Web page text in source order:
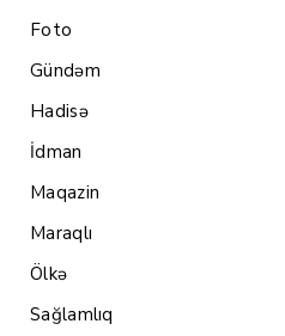
Foto
Gündəm
Hadisə
İdman
Maqazin
Maraqlı
Ölkə
Sağlamlıq